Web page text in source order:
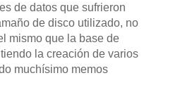
de datos que sufrieron
de disco utilizado, no
mismo que la base de
la creación de varios
muchísimo memos